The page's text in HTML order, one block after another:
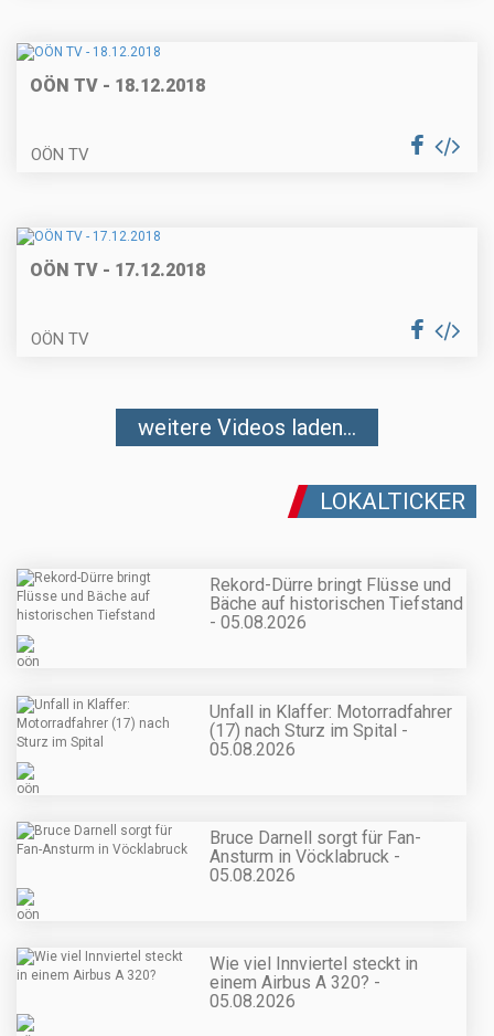
OÖN TV - 18.12.2018
OÖN TV
OÖN TV - 17.12.2018
OÖN TV
weitere Videos laden...
LOKALTICKER
Rekord-Dürre bringt Flüsse und
Bäche auf historischen Tiefstand
- 05.08.2026
Unfall in Klaffer: Motorradfahrer
(17) nach Sturz im Spital -
05.08.2026
Bruce Darnell sorgt für Fan-
Ansturm in Vöcklabruck -
05.08.2026
Wie viel Innviertel steckt in
einem Airbus A 320? -
05.08.2026